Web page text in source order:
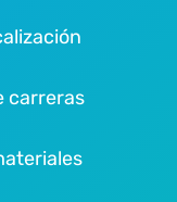
carreras